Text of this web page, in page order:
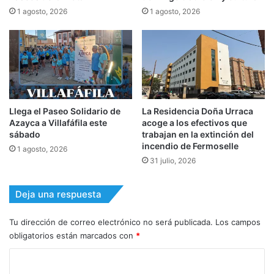
1 agosto, 2026 1 agosto, 2026
Llega el Paseo Solidario de
Azayca a Villafáfila este
sábado
1 agosto, 2026
La Residencia Doña Urraca
acoge a los efectivos que
trabajan en la extinción del
incendio de Fermoselle
31 julio, 2026
Deja una respuesta
Tu dirección de correo electrónico no será publicada. Los campos
obligatorios están marcados con *